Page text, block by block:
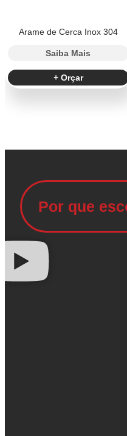
Arame de Cerca Inox 304
Saiba Mais
+ Orçar
Por que